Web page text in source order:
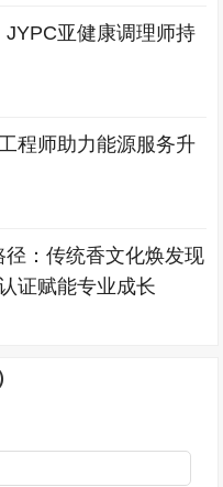
JYPC亚健康调理师持
程师助力能源服务升
径：传统香文化焕发现
证赋能专业成长